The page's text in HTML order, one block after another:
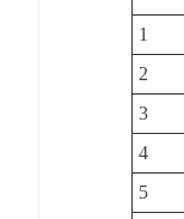
1
2
3
4
5